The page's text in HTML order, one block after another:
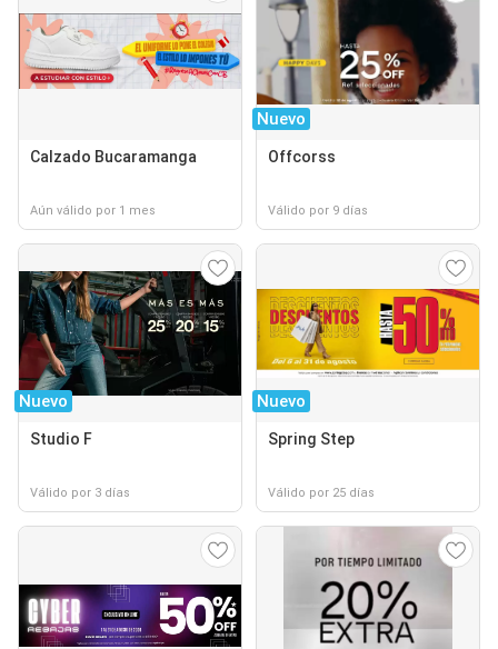
Calzado Bucaramanga
Aún válido por 1 mes
Nuevo
Offcorss
Válido por 9 días
Nuevo
Studio F
Válido por 3 días
Nuevo
Spring Step
Válido por 25 días